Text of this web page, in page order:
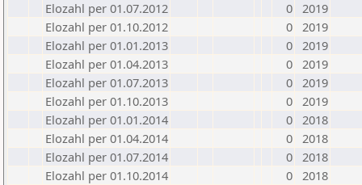
Elozahl per 01.07.2012
0 2019
Elozahl per 01.10.2012
0 2019
Elozahl per 01.01.2013
0 2019
Elozahl per 01.04.2013
0 2019
Elozahl per 01.07.2013
0 2019
Elozahl per 01.10.2013
0 2019
Elozahl per 01.01.2014
0 2018
Elozahl per 01.04.2014
0 2018
Elozahl per 01.07.2014
0 2018
Elozahl per 01.10.2014
0 2018